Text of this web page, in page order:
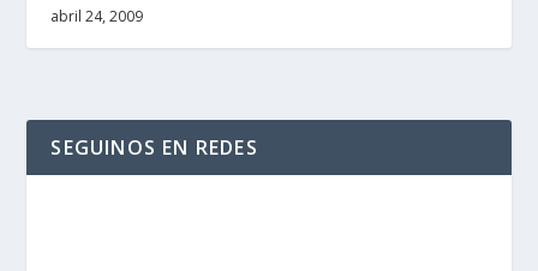
abril 24, 2009
SEGUINOS EN REDES